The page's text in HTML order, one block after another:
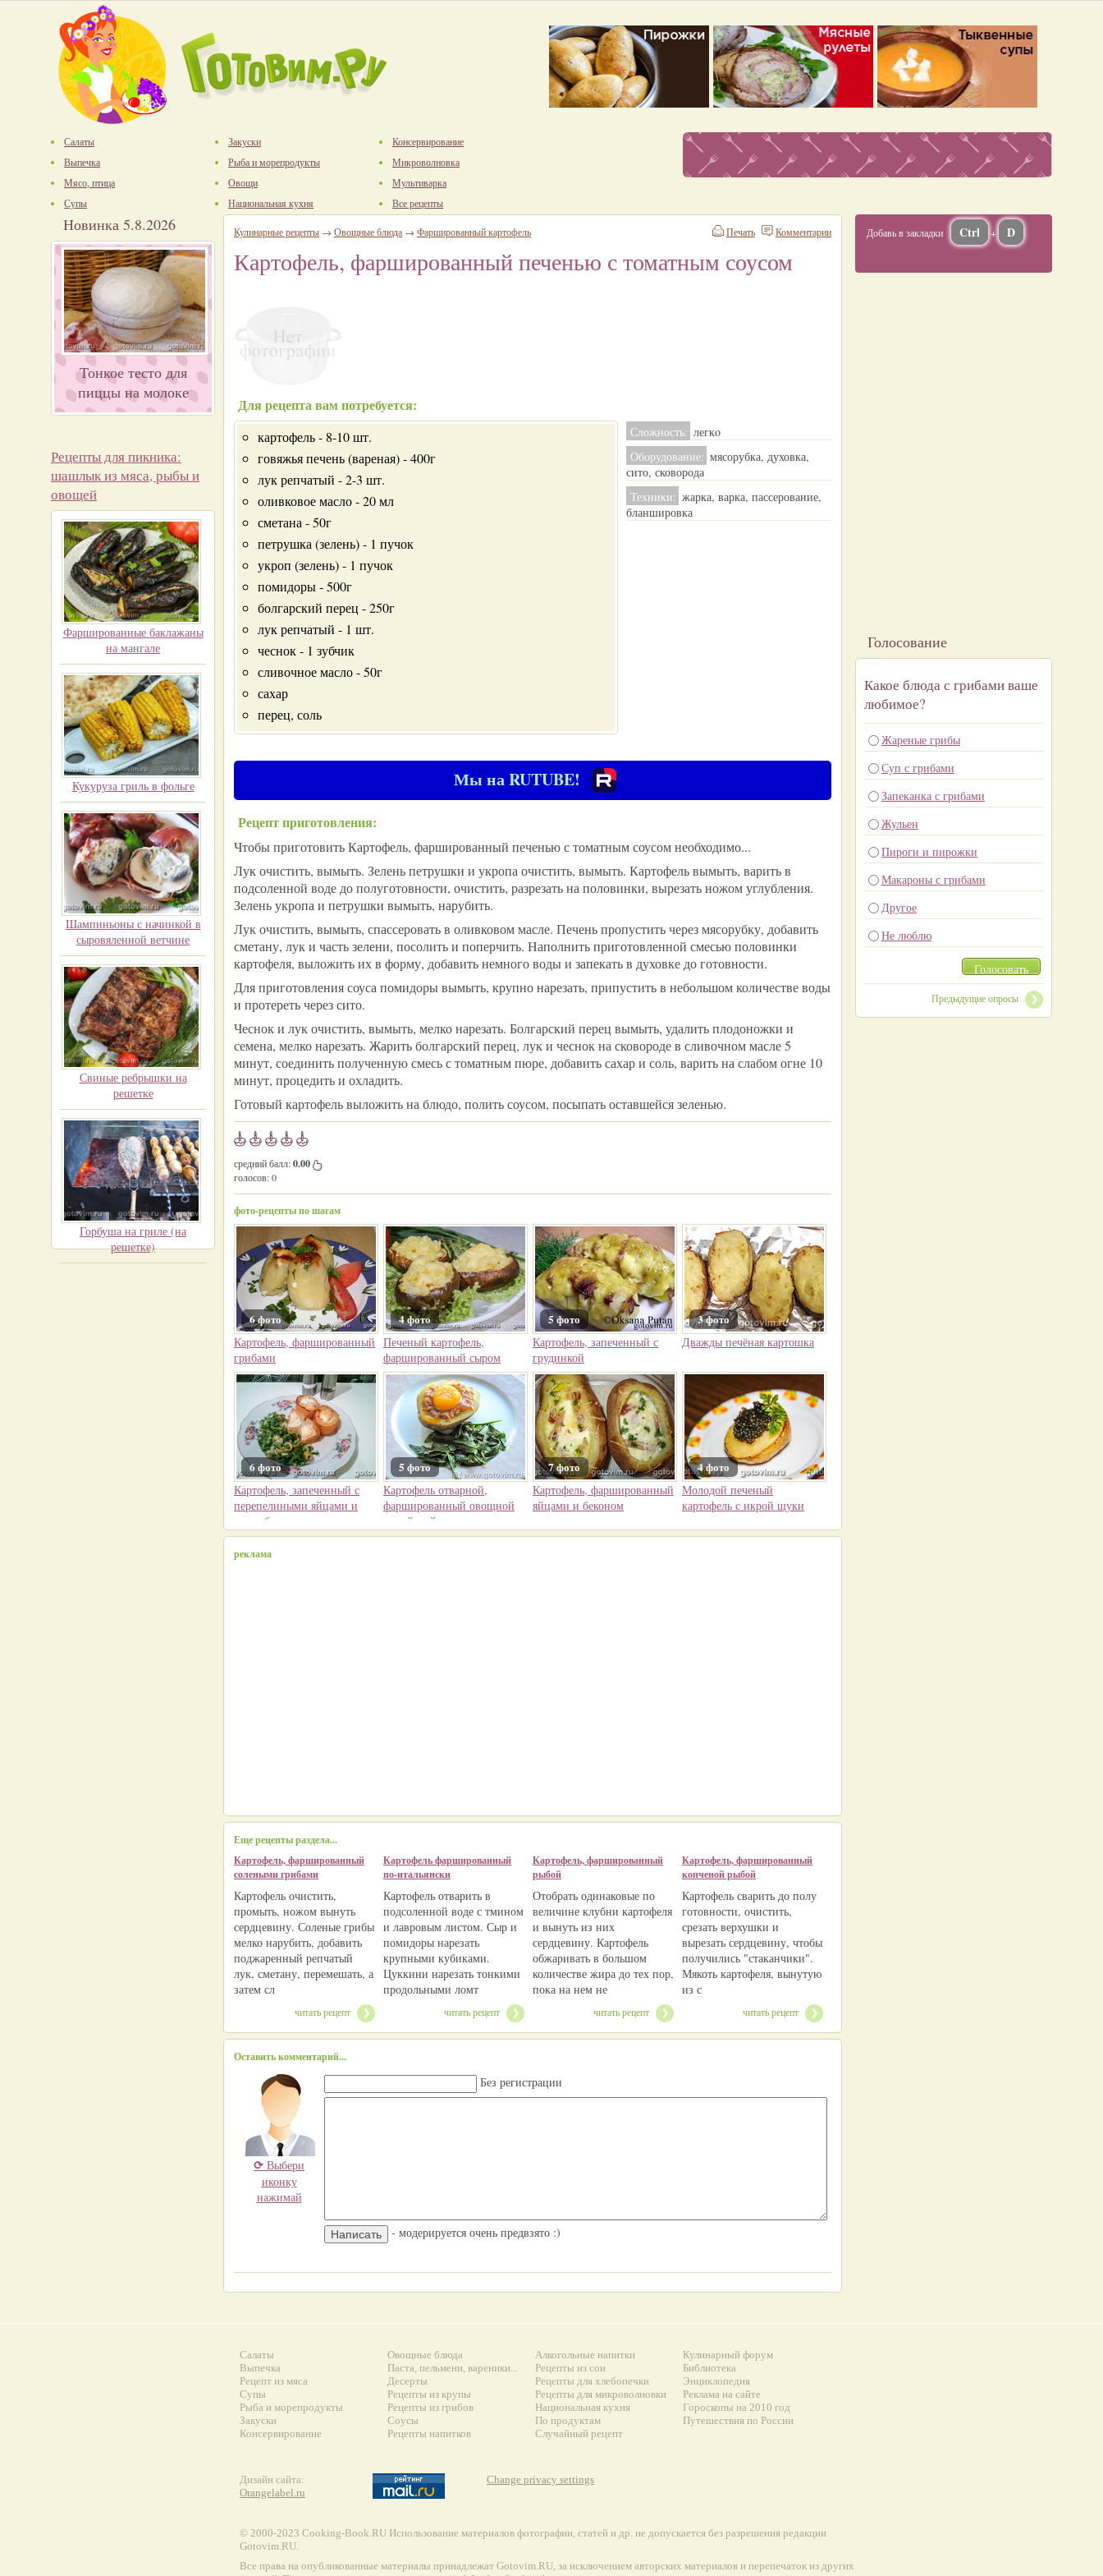
Салаты
Выпечка
Мясо, птица
Супы
Закуски
Рыба и морепродукты
Овощи
Национальная кухня
Консервирование
Микроволновка
Мультиварка
Все рецепты
Новинка 5.8.2026
Тонкое тесто для
пиццы на молоке
Рецепты для пикника:
шашлык из мяса, рыбы и
овощей
Фаршированные баклажаны
на мангале
Кукуруза гриль в фольге
Шампиньоны с начинкой в
сыровяленной ветчине
Свиные ребрышки на
решетке
Горбуша на гриле (на
решетке)
Комментарии
Печать
Кулинарные рецепты → Овощные блюда → Фаршированный картофель
Картофель, фаршированный печенью с томатным соусом
Сложность: легкo
Оборудование: мясорубка, духовка,
сито, сковорода
Техники: жарка, варка, пассерование,
бланшировка
Для рецепта вам потребуется:
картофель - 8-10 шт.
говяжья печень (вареная) - 400г
лук репчатый - 2-3 шт.
оливковое масло - 20 мл
сметана - 50г
петрушка (зелень) - 1 пучок
укроп (зелень) - 1 пучок
помидоры - 500г
болгарский перец - 250г
лук репчатый - 1 шт.
чеснок - 1 зубчик
сливочное масло - 50г
сахар
перец, соль
Мы на RUTUBE!
Рецепт приготовления:
Чтобы приготовить Картофель, фаршированный печенью с томатным соусом необходимо...
Лук очистить, вымыть. Зелень петрушки и укропа очистить, вымыть. Картофель вымыть, варить в
подсоленной воде до полуготовности, очистить, разрезать на половинки, вырезать ножом углубления.
Зелень укропа и петрушки вымыть, нарубить.
Лук очистить, вымыть, спассеровать в оливковом масле. Печень пропустить через мясорубку, добавить
сметану, лук и часть зелени, посолить и поперчить. Наполнить приготовленной смесью половинки
картофеля, выложить их в форму, добавить немного воды и запекать в духовке до готовности.
Для приготовления соуса помидоры вымыть, крупно нарезать, припустить в небольшом количестве воды
и протереть через сито.
Чеснок и лук очистить, вымыть, мелко нарезать. Болгарский перец вымыть, удалить плодоножки и
семена, мелко нарезать. Жарить болгарский перец, лук и чеснок на сковороде в сливочном масле 5
минут, соединить полученную смесь с томатным пюре, добавить сахар и соль, варить на слабом огне 10
минут, процедить и охладить.
Готовый картофель выложить на блюдо, полить соусом, посыпать оставшейся зеленью.
средний балл:0.00
голосов:0
фото-рецепты по шагам
6 фото
Картофель, фаршированный
грибами
4 фото
Печеный картофель,
фаршированный сыром
5 фото
Картофель, запеченный с
грудинкой
3 фото
Дважды печёная картошка
6 фото
Картофель, запеченный с
перепелиными яйцами и
камамбером
5 фото
Картофель отварной,
фаршированный овощной
икрой с яйцом
7 фото
Картофель, фаршированный
яйцами и беконом
4 фото
Молодой печеный
картофель с икрой щуки
реклама
Еще рецепты раздела...
Картофель, фаршированный
солеными грибами
Картофель очистить,
промыть, ножом вынуть
сердцевину. Соленые грибы
мелко нарубить, добавить
поджаренный репчатый
лук, сметану, перемешать, а
затем сл
читать рецепт
Картофель фаршированный
по-итальянски
Картофель отварить в
подсоленной воде с тмином
и лавровым листом. Сыр и
помидоры нарезать
крупными кубиками.
Цуккини нарезать тонкими
продольными ломт
читать рецепт
Картофель, фаршированный
рыбой
Отобрать одинаковые по
величине клубни картофеля
и вынуть из них
сердцевину. Картофель
обжаривать в большом
количестве жира до тех пор,
пока на нем не
читать рецепт
Картофель, фаршированный
копченой рыбой
Картофель сварить до полу
готовности, очистить,
срезать верхушки и
вырезать сердцевину, чтобы
получились "стаканчики".
Мякоть картофеля, вынутую
из с
читать рецепт
Оставить комментарий...
⟳ Выбери
иконку
нажимай
Без регистрации
- модерируется очень предвзято :)
Добавь в закладки Ctrl + D
Голосование
Какое блюда с грибами ваше
любимое?
Жареные грибы
Суп с грибами
Запеканка с грибами
Жульен
Пироги и пирожки
Макароны с грибами
Другое
Не люблю
Голосовать
Предыдущие опросы
Салаты
Выпечка
Рецепт из мяса
Супы
Рыба и морепродукты
Закуски
Консервирование
Овощные блюда
Паста, пельмени, вареники...
Десерты
Рецепты из крупы
Рецепты из грибов
Соусы
Рецепты напитков
Алкогольные напитки
Рецепты из сои
Рецепты для хлебопечки
Рецепты для микроволновки
Национальная кухня
По продуктам
Случайный рецепт
Кулинарный форум
Библиотека
Энциклопедия
Реклама на сайте
Гороскопы на 2010 год
Путешествия по России
Дизайн сайта:
Orangelabel.ru
Change privacy settings
© 2000-2023 Сooking-Book.RU Использование материалов фотографии, статей и др. не допускается без разрешения редакции
Gotovim.RU.
Все права на опубликованные материалы принадлежат Gotovim.RU, за исключением авторских материалов и перепечаток из других